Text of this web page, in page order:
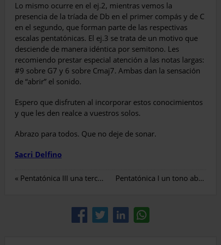
Lo mismo ocurre en el ej.2, mientras vemos la
presencia de la tríada de Db en el primer compás y de C
en el segundo, que forman parte de las respectivas
escalas pentatónicas. El ej.3 se trata de un motivo que
desciende de manera idéntica por semitono. Les
recomiendo prestar especial atención a las notas largas:
#9 sobre G7 y 6 sobre Cmaj7. Ambas dan la sensación
de “abrir” el sonido.
Espero que disfruten al incorporar estos conocimientos
y que les den realce a vuestros solos.
Abrazo para todos. Que no deje de sonar.
Sacri Delfino
« Pentatónica III una tercera arriba Pentatónica I un tono abajo